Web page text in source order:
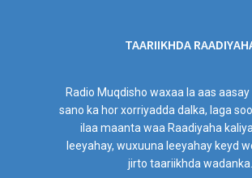
TAARIIKHDA
Radio Muqdisho waxaa la aas aasay
sano ka hor xorriyadda dalka, laga
ilaa maanta waa Raadiyaha
leeyahay, wuxuuna leeyahay keyd
jirto taariikhda wadanka.